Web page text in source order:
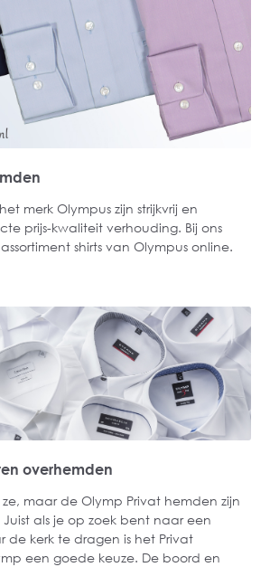
merk Olympus zijn strijkvrij en
prijs-kwaliteit verhouding. Bij ons
shirts van Olympus online.
overhemden
maar de Olymp Privat hemden zijn
Juist als je op zoek bent naar een
de kerk te dragen is het Privat
een goede keuze. De boord en